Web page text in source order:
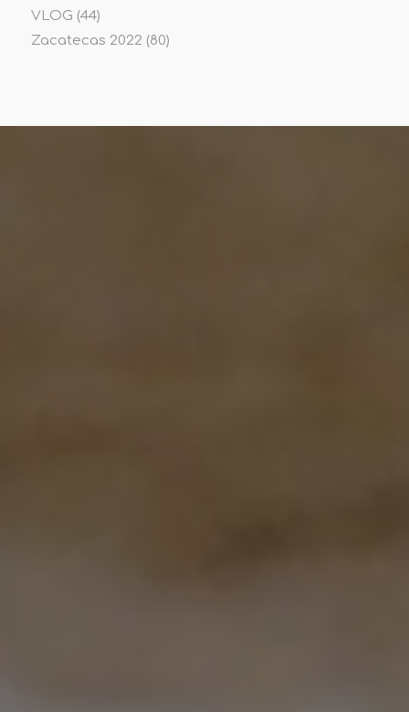
VLOG (44)
Zacatecas 2022 (80)